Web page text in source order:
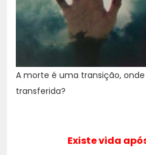
A morte é uma transição,
transferida?
Existe vida